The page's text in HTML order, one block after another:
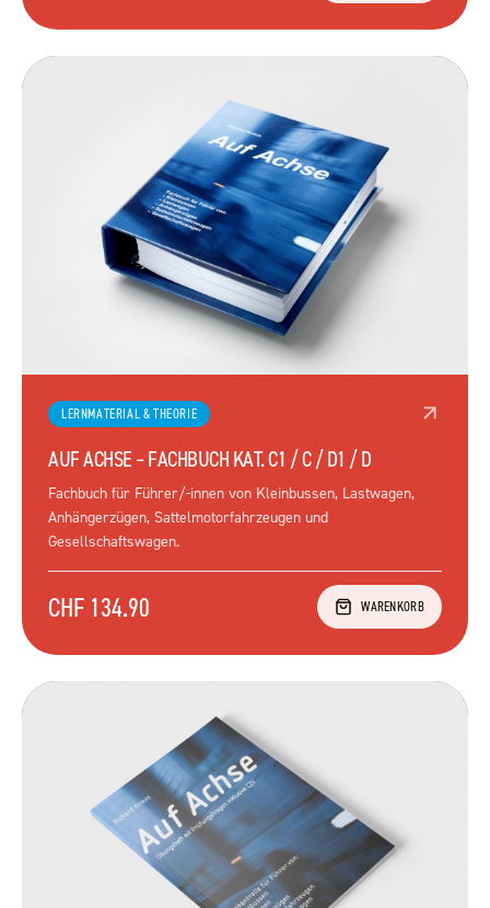
LERNMATERIAL & THEORIE
AUF ACHSE – FACHBUCH KAT. C1 / C / D1 / D
Fachbuch für Führer/-innen von Kleinbussen, Lastwagen,
Anhängerzügen, Sattelmotorfahrzeugen und
Gesellschaftswagen.
CHF 134.90 WARENKORB